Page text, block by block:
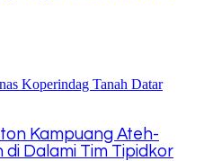
Kampuang Ateh-
di Dalami Tim Tipidkor